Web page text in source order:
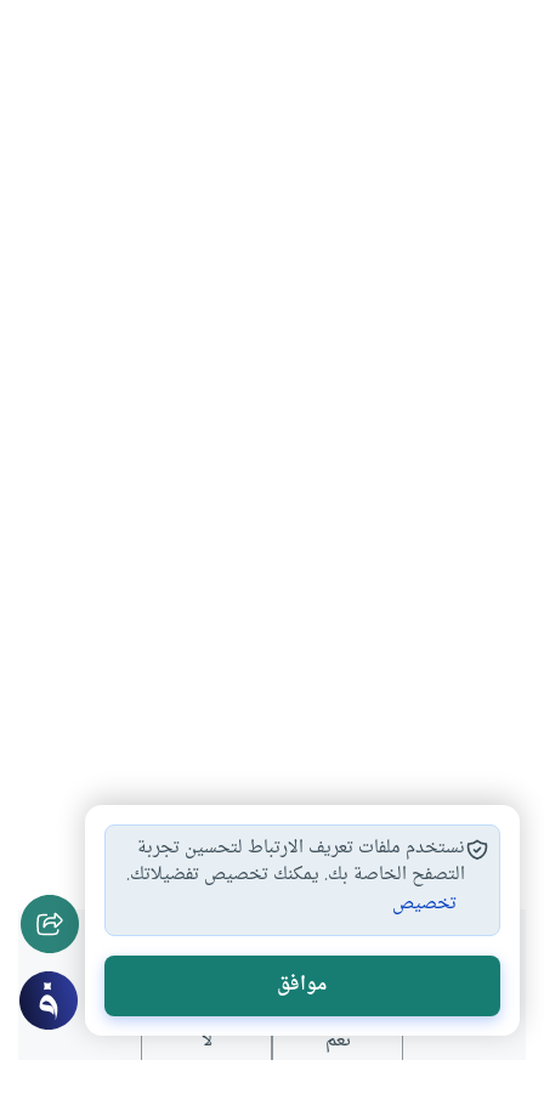
المغرب العربي #القضاء #الدولة الإسلامية
هل انتفعت بهذا المحتوى؟
نعم لا
نستخدم ملفات تعريف الارتباط لتحسين تجربة
التصفح الخاصة بك. يمكنك تخصيص تفضيلاتك.
تخصيص
موافق